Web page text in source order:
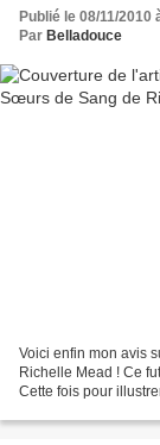
Publié le 08/11/2010
Par Belladouce
Voici enfin mon avis
Richelle Mead ! Ce
Cette fois pour